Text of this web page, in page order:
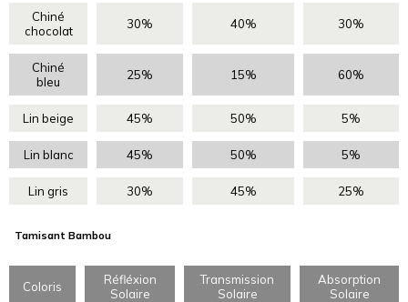
Chiné
chocolat
30% 40% 30%
Chiné
bleu
25% 15% 60%
Lin beige 45% 50% 5%
Lin blanc 45% 50% 5%
Lin gris 30% 45% 25%
Tamisant Bambou
Coloris
Réfléxion
Solaire
Transmission
Solaire
Absorption
Solaire